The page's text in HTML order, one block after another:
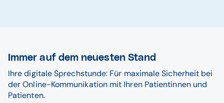
Immer auf dem neuesten Stand
Ihre digitale Sprechstunde: Für maximale Sicherheit bei
der Online-Kommunikation mit Ihren Patientinnen und
Patienten.